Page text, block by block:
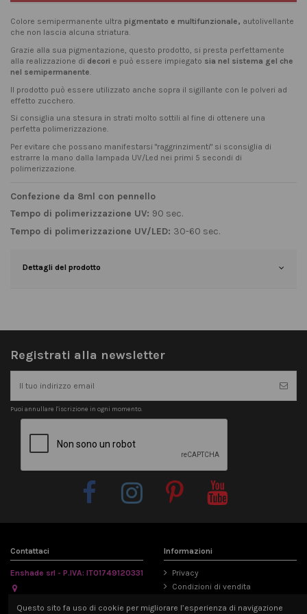
Colore semipermanente ultra pigmentato e multifunzionale, autolivellante
che non lascia alcuna striatura.
Grazie alla sua pigmentazione, questo prodotto, si presta perfettamente
alla realizzazione di decori e può essere impiegato sia nel sistema gel che
nel semipermanente.
Il prodotto può essere utilizzato anche sopra il sigillante con le polveri ad
effetto zucchero.
Si consiglia una stesura in strati molto sottili al fine di ottenere una
perfetta polimerizzazione.
Per evitare che possano manifestarsi "raggrinzimenti" si sconsiglia di
estrarre la mano dalla lampada UV/Led nei primi 5 secondi di
polimerizzazione.
Confezione da 8ml con pennello
Tempo di polimerizzazione UV: 90 sec.
Tempo di polimerizzazione UV/LED: 30-60 sec.
Dettagli del prodotto
Registrati alla newsletter
Puoi annullare l'iscrizione in ogni momento.
Contattaci
Enshade srl - P.IVA: IT01749120331
Piacenza, Italia
Informazioni
Privacy
Condizioni di vendita
Questo sito fa uso di cookie per migliorare l’esperienza di navigazione